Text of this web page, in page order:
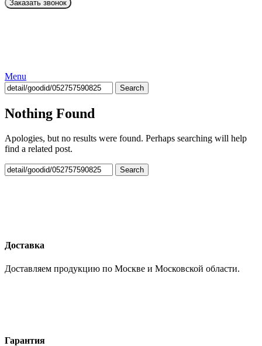
Menu
Search
Nothing Found
Apologies, but no results were found. Perhaps searching will help
find a related post.
Search
Доставка
Доставляем продукцию по Москве и Московской области.
Гарантия